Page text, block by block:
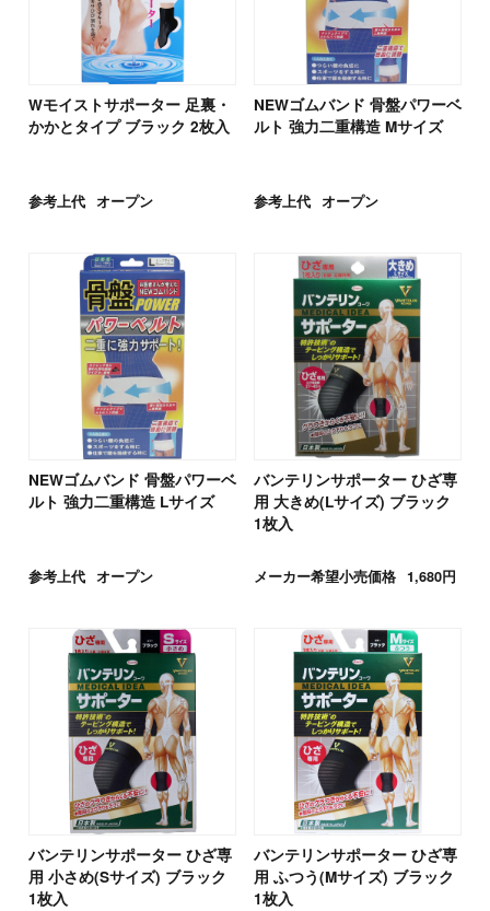
Wモイストサポーター 足裏・
かかとタイプ ブラック 2枚入
参考上代 オープン
NEWゴムバンド 骨盤パワーベ
ルト 強力二重構造 Mサイズ
参考上代 オープン
NEWゴムバンド 骨盤パワーベ
ルト 強力二重構造 Lサイズ
参考上代 オープン
バンテリンサポーター ひざ専
用 大きめ(Lサイズ) ブラック
1枚入
メーカー希望小売価格 1,680円
バンテリンサポーター ひざ専
用 小さめ(Sサイズ) ブラック
1枚入
バンテリンサポーター ひざ専
用 ふつう(Mサイズ) ブラック
1枚入